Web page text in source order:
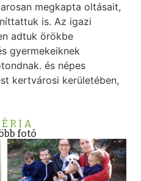
megkapta oltásait,
is. Az igazi
adtuk örökbe
gyermekeiknek
és népes
kertvárosi kerületében,
fotó